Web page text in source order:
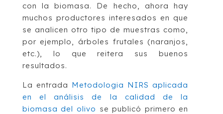
con la biomasa. De hecho, ahora hay
muchos productores interesados en que
se analicen otro tipo de muestras como,
por ejemplo, árboles frutales (naranjos,
etc.), lo que reitera sus buenos
resultados.
La entrada Metodologia NIRS aplicada
en el análisis de la calidad de la
biomasa del olivo se publicó primero en